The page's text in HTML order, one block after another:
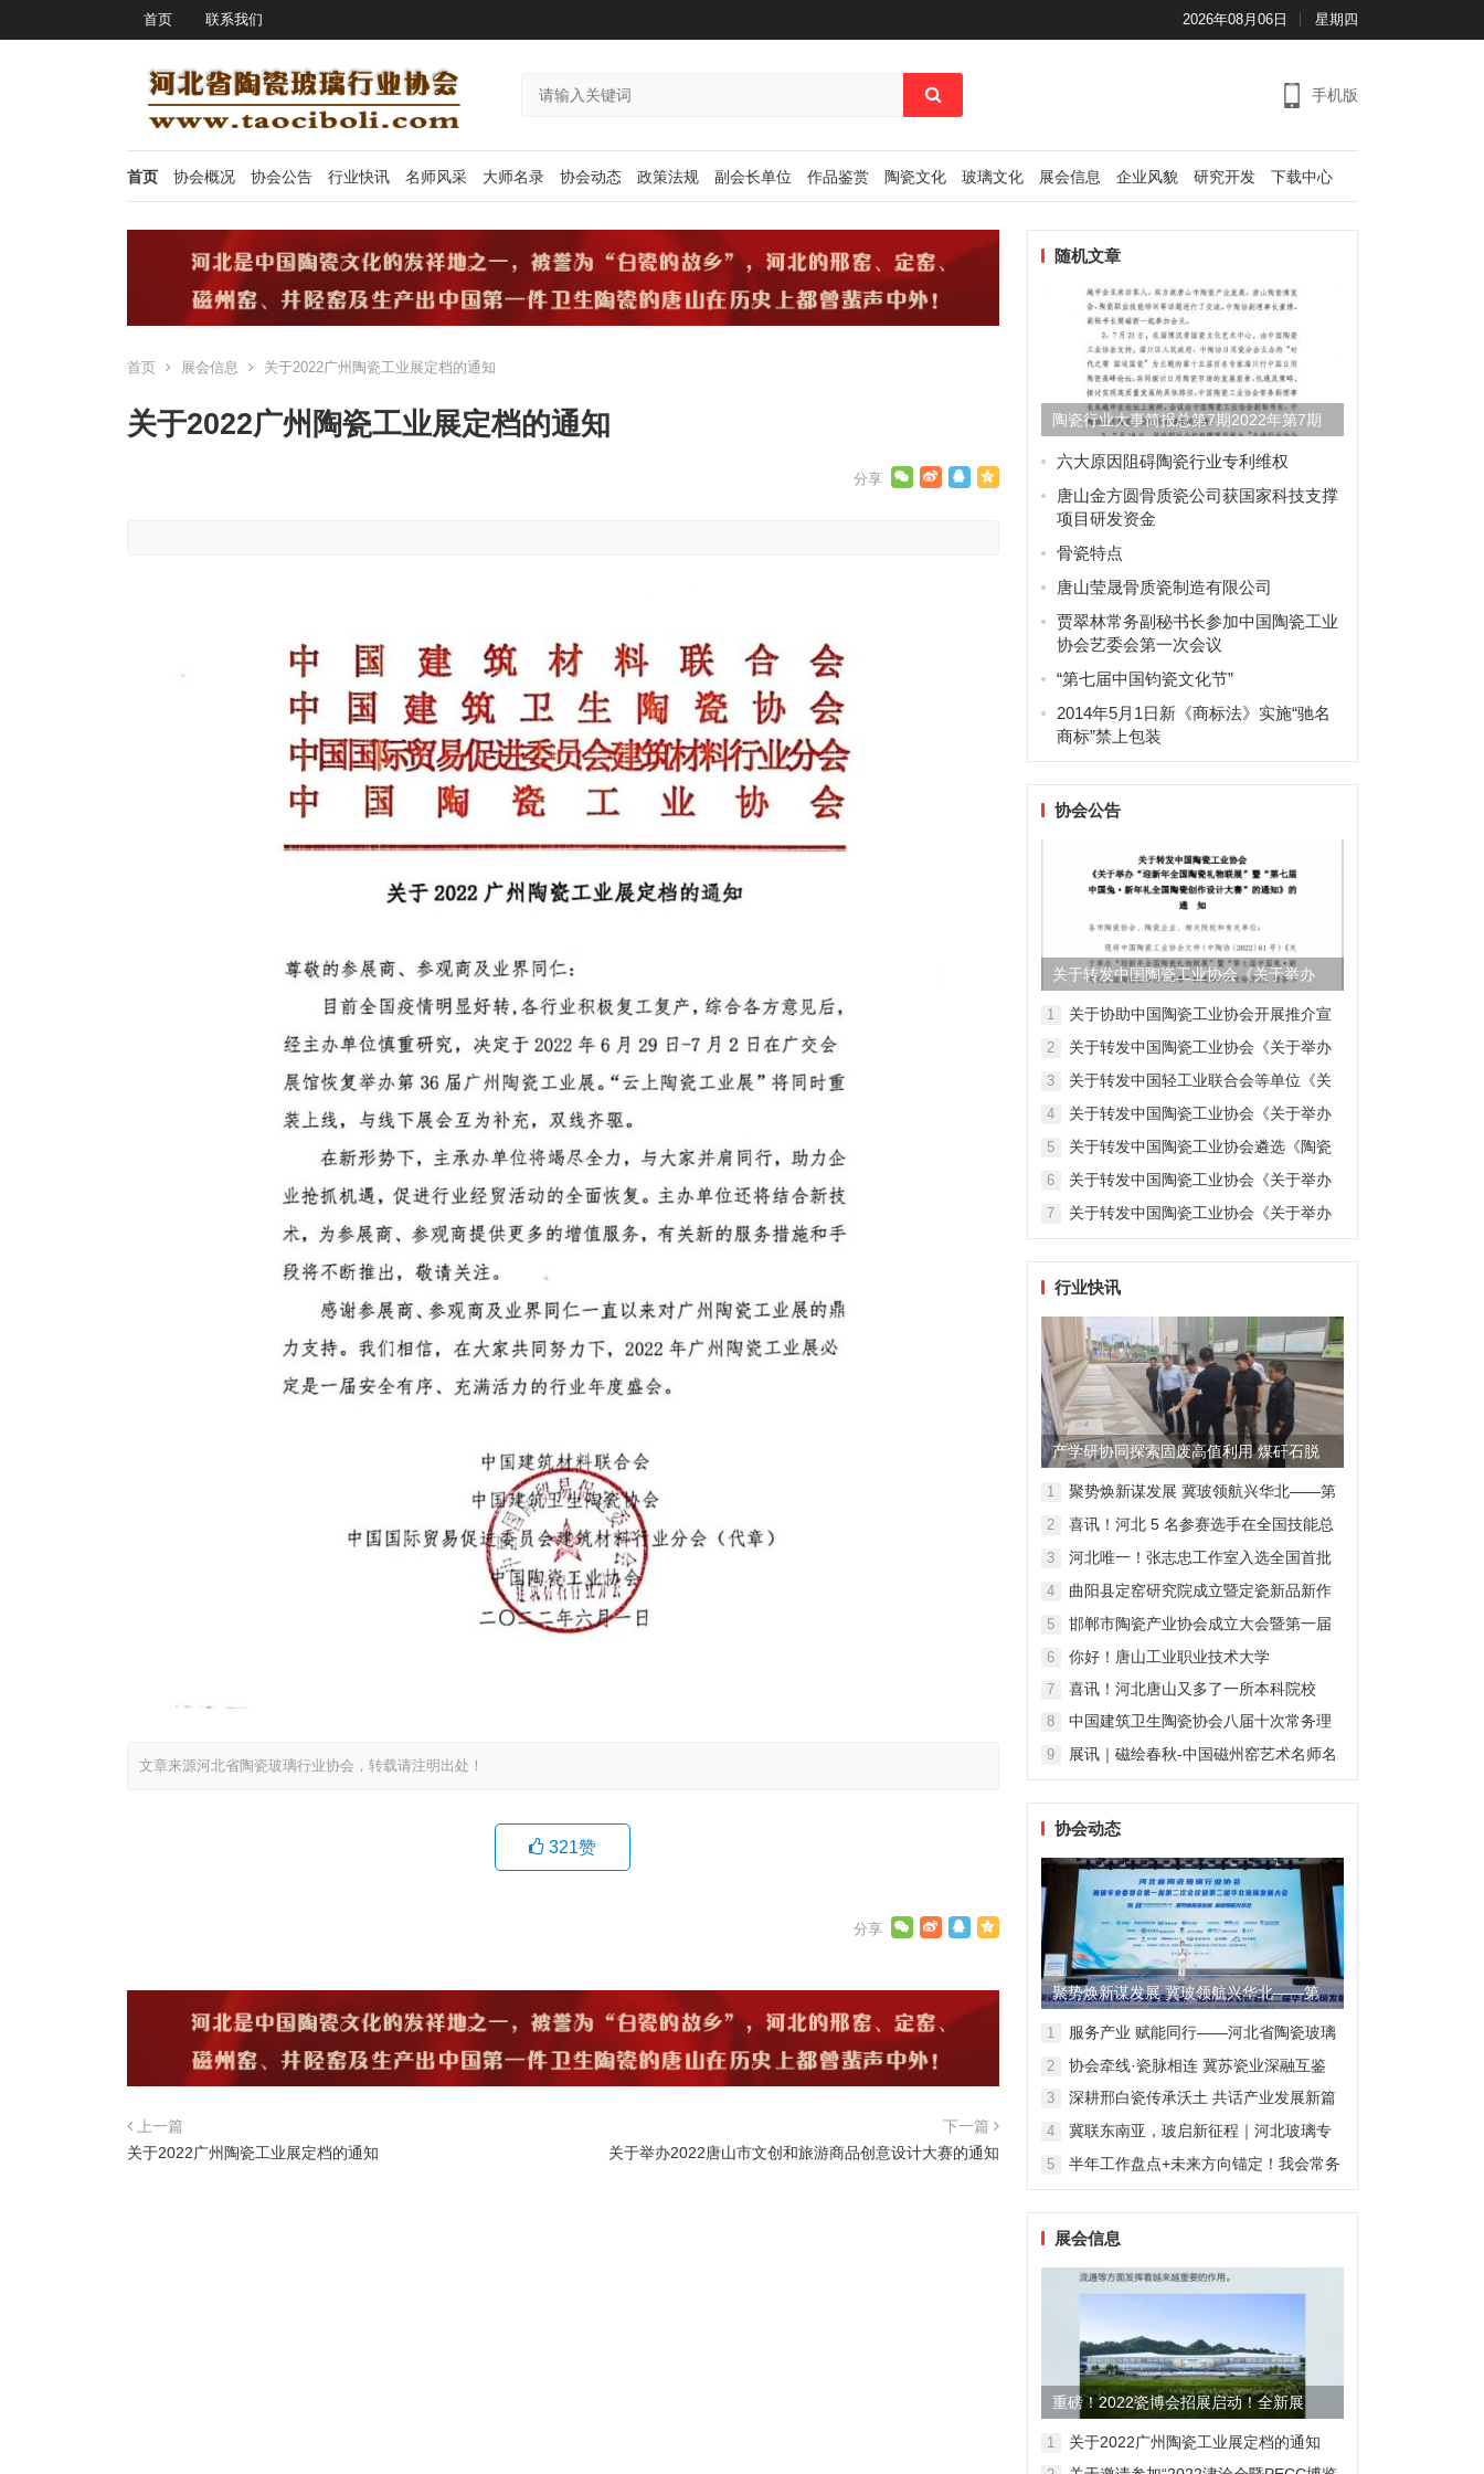
首页 联系我们 2026年08月06日 星期四
手机版
首页 协会概况 协会公告 行业快讯 名师风采 大师名录 协会动态 政策法规 副会长单位 作品鉴赏 陶瓷文化 玻璃文化 展会信息 企业风貌 研究开发 下载中心
首页 展会信息 关于2022广州陶瓷工业展定档的通知
关于2022广州陶瓷工业展定档的通知
文章来源河北省陶瓷玻璃行业协会，转载请注明出处！
321赞
上一篇
关于2022广州陶瓷工业展定档的通知
下一篇
关于举办2022唐山市文创和旅游商品创意设计大赛的通知
随机文章
陶瓷行业大事简报总第7期2022年第7期
六大原因阻碍陶瓷行业专利维权
唐山金方圆骨质瓷公司获国家科技支撑
项目研发资金
骨瓷特点
唐山莹晟骨质瓷制造有限公司
贾翠林常务副秘书长参加中国陶瓷工业
协会艺委会第一次会议
“第七届中国钧瓷文化节”
2014年5月1日新《商标法》实施“驰名
商标”禁上包装
协会公告
关于转发中国陶瓷工业协会《关于举办
“迎新年全国陶瓷礼物联展”...
1
关于协助中国陶瓷工业协会开展推介宣
2
关于转发中国陶瓷工业协会《关于举办
通知
3
关于转发中国轻工业联合会等单位《关
赛–全国轻工陶瓷行业职业技能竞赛的通
知》的通知
4
关于转发中国陶瓷工业协会《关于举办
知》的通知
5
关于转发中国陶瓷工业协会遴选《陶瓷
位及专家的通知》的通知
6
关于转发中国陶瓷工业协会《关于举办
岭杯”第七届全国陶瓷行业职业技能竞赛
7
关于转发中国陶瓷工业协会《关于举办
竞赛暨2021年全国轻工陶瓷行业职业技
能竞赛总决赛的通知》的通知
行业快讯
产学研协同探索固废高值利用 煤矸石脱
碳资源化应用交流活动在新...
1
聚势焕新谋发展 冀玻领航兴华北——第
行
2
喜讯！河北 5 名参赛选手在全国技能总
可！
3
河北唯一！张志忠工作室入选全国首批
4
曲阳县定窑研究院成立暨定瓷新品新作
5
邯郸市陶瓷产业协会成立大会暨第一届
6 你好！唐山工业职业技术大学
7 喜讯！河北唐山又多了一所本科院校
8
中国建筑卫生陶瓷协会八届十次常务理
9
展讯｜磁绘春秋-中国磁州窑艺术名师名
协会动态
聚势焕新谋发展 冀玻领航兴华北——第
二届华北玻璃发展大会在石...
1
服务产业 赋能同行——河北省陶瓷玻璃
行业交流会圆满落幕
2 协会牵线·瓷脉相连 冀苏瓷业深融互鉴
3
深耕邢白瓷传承沃土 共话产业发展新篇
内丘邢白瓷相关企业与文化场馆
4
冀联东南亚，玻启新征程｜河北玻璃专
路
5
半年工作盘点+未来方向锚定！我会常务
展会信息
重磅！2022瓷博会招展启动！全新展
馆！展位费5折！
1 关于2022广州陶瓷工业展定档的通知